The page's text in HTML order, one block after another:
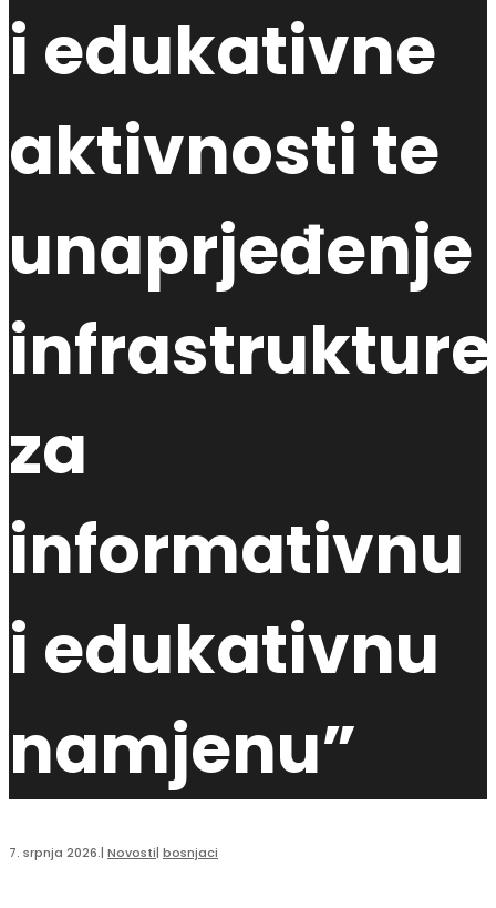
i edukativne
aktivnosti te
unaprjeđenje
infrastrukture
za
informativnu
i edukativnu
namjenu”
7. srpnja 2026.| Novosti| bosnjaci